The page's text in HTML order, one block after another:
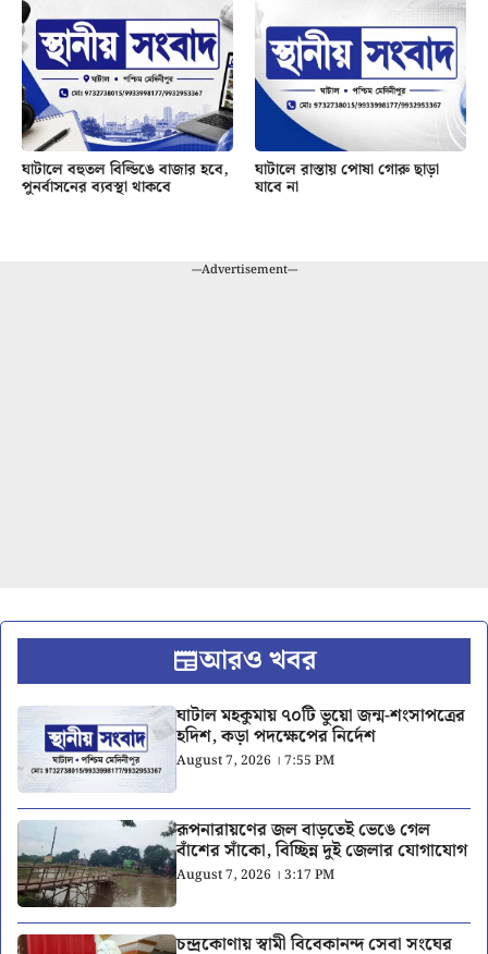
ঘাটালে বহুতল বিল্ডিঙে বাজার হবে,
পুনর্বাসনের ব্যবস্থা থাকবে
ঘাটালে রাস্তায় পোষা গোরু ছাড়া
যাবে না
---Advertisement---
আরও খবর
ঘাটাল মহকুমায় ৭০টি ভুয়ো জন্ম-শংসাপত্রের
হদিশ, কড়া পদক্ষেপের নির্দেশ
August 7, 2026 । 7:55 PM
রূপনারায়ণের জল বাড়তেই ভেঙে গেল
বাঁশের সাঁকো, বিচ্ছিন্ন দুই জেলার যোগাযোগ
August 7, 2026 । 3:17 PM
চন্দ্রকোণায় স্বামী বিবেকানন্দ সেবা সংঘের